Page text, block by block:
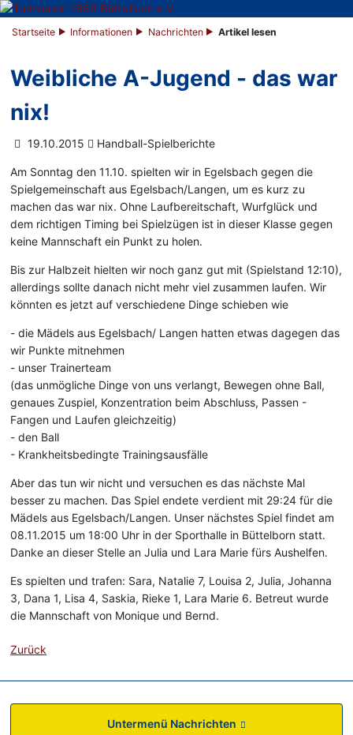
Startseite Informationen Nachrichten Artikel lesen
Weibliche A-Jugend - das war
nix!
19.10.2015 Handball-Spielberichte
Am Sonntag den 11.10. spielten wir in Egelsbach gegen die
Spielgemeinschaft aus Egelsbach/Langen, um es kurz zu
machen das war nix. Ohne Laufbereitschaft, Wurfglück und
dem richtigen Timing bei Spielzügen ist in dieser Klasse gegen
keine Mannschaft ein Punkt zu holen.
Bis zur Halbzeit hielten wir noch ganz gut mit (Spielstand 12:10),
allerdings sollte danach nicht mehr viel zusammen laufen. Wir
könnten es jetzt auf verschiedene Dinge schieben wie
- die Mädels aus Egelsbach/ Langen hatten etwas dagegen das
wir Punkte mitnehmen
- unser Trainerteam
(das unmögliche Dinge von uns verlangt, Bewegen ohne Ball,
genaues Zuspiel, Konzentration beim Abschluss, Passen -
Fangen und Laufen gleichzeitig)
- den Ball
- Krankheitsbedingte Trainingsausfälle
Aber das tun wir nicht und versuchen es das nächste Mal
besser zu machen. Das Spiel endete verdient mit 29:24 für die
Mädels aus Egelsbach/Langen. Unser nächstes Spiel findet am
08.11.2015 um 18:00 Uhr in der Sporthalle in Büttelborn statt.
Danke an dieser Stelle an Julia und Lara Marie fürs Aushelfen.
Es spielten und trafen: Sara, Natalie 7, Louisa 2, Julia, Johanna
3, Dana 1, Lisa 4, Saskia, Rieke 1, Lara Marie 6. Betreut wurde
die Mannschaft von Monique und Bernd.
Zurück
Untermenü Nachrichten